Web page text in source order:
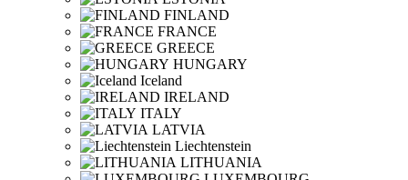
FINLAND
FRANCE
GREECE
HUNGARY
Iceland
IRELAND
ITALY
LATVIA
Liechtenstein
LITHUANIA